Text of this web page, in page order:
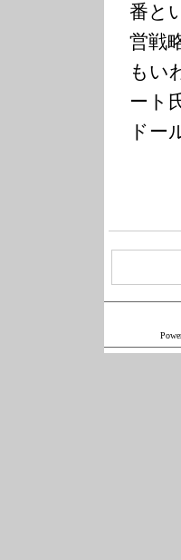
番と
営戦
もい
ート
ドー